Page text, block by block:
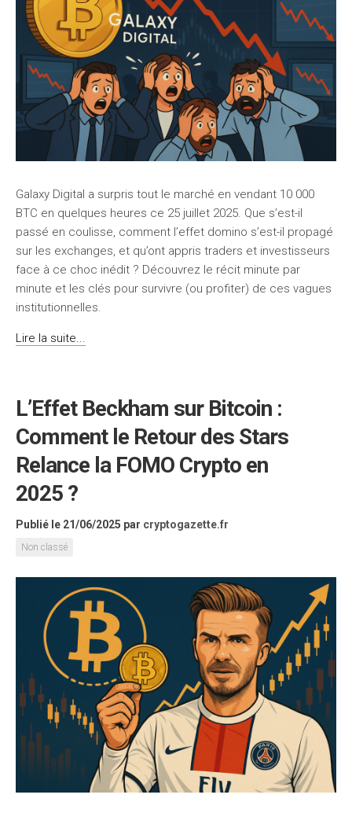
Galaxy Digital a surpris tout le marché en vendant 10 000
BTC en quelques heures ce 25 juillet 2025. Que s’est-il
passé en coulisse, comment l’effet domino s’est-il propagé
sur les exchanges, et qu’ont appris traders et investisseurs
face à ce choc inédit ? Découvrez le récit minute par
minute et les clés pour survivre (ou profiter) de ces vagues
institutionnelles.
Lire la suite...
L’Effet Beckham sur Bitcoin :
Comment le Retour des Stars
Relance la FOMO Crypto en
2025 ?
Publié le 21/06/2025 par cryptogazette.fr
Non classé